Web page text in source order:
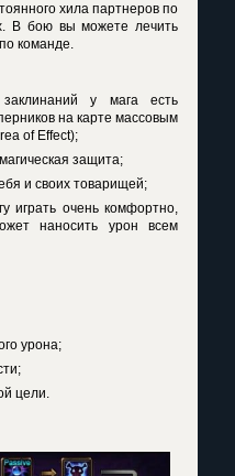
хила партнеров по
В бою вы можете лечить
команде.
у мага есть
на карте массовым
of Effect);
защита;
и своих товарищей;
играть очень комфортно,
наносить урон всем
урона;
цели.